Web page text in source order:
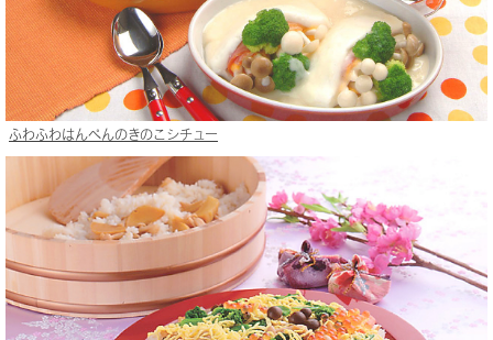
ふわふわはんぺんのきのこシチュー